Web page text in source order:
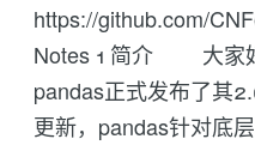
https://github.com/
Notes 1 简介 大家
pandas正式发布了其
更新，pandas针对底